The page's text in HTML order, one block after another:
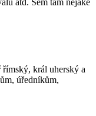
atd. Sem tam nějaké
král uherský a
úředníkům,